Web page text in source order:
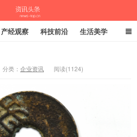
产经观察 科技前沿 生活美学
分类： 企业资讯 阅读(1124)